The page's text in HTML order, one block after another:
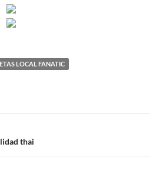
LOCAL FANATIC
thai